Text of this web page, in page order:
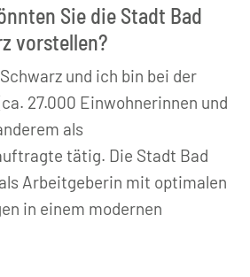
Sie die Stadt Bad
vorstellen?
und ich bin bei der
27.000 Einwohnerinnen und
als
tätig. Die Stadt Bad
Arbeitgeberin mit optimalen
in einem modernen